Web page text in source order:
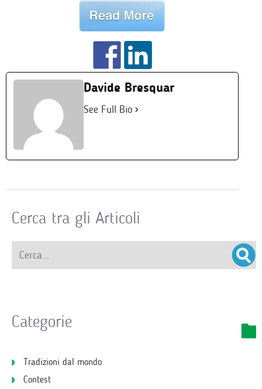
Davide Bresquar
See Full Bio
Cerca tra gli Articoli
Categorie
Tradizioni dal mondo
Contest